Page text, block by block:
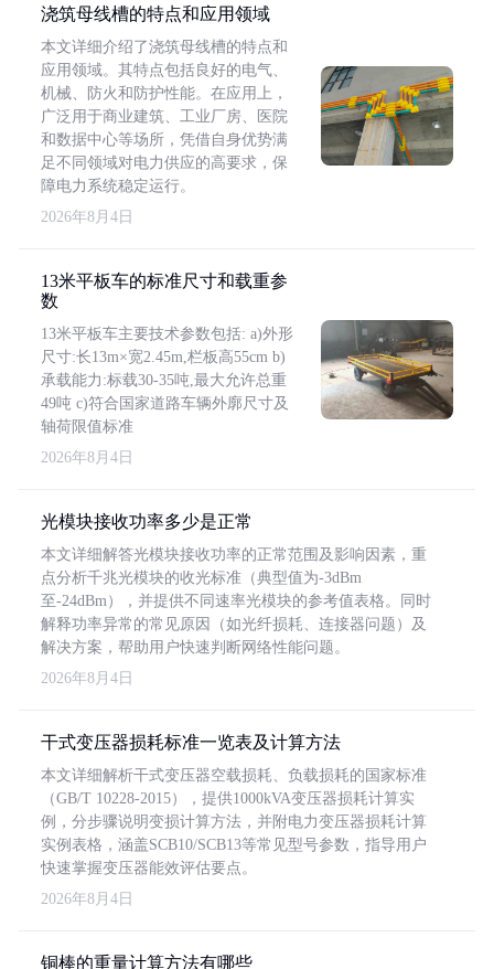
浇筑母线槽的特点和应用领域
本文详细介绍了浇筑母线槽的特点和
应用领域。其特点包括良好的电气、
机械、防火和防护性能。在应用上，
广泛用于商业建筑、工业厂房、医院
和数据中心等场所，凭借自身优势满
足不同领域对电力供应的高要求，保
障电力系统稳定运行。
2026年8月4日
13米平板车的标准尺寸和载重参
数
13米平板车主要技术参数包括: a)外形
尺寸:长13m×宽2.45m,栏板高55cm b)
承载能力:标载30-35吨,最大允许总重
49吨 c)符合国家道路车辆外廓尺寸及
轴荷限值标准
2026年8月4日
光模块接收功率多少是正常
本文详细解答光模块接收功率的正常范围及影响因素，重
点分析千兆光模块的收光标准（典型值为-3dBm
至-24dBm），并提供不同速率光模块的参考值表格。同时
解释功率异常的常见原因（如光纤损耗、连接器问题）及
解决方案，帮助用户快速判断网络性能问题。
2026年8月4日
干式变压器损耗标准一览表及计算方法
本文详细解析干式变压器空载损耗、负载损耗的国家标准
（GB/T 10228-2015），提供1000kVA变压器损耗计算实
例，分步骤说明变损计算方法，并附电力变压器损耗计算
实例表格，涵盖SCB10/SCB13等常见型号参数，指导用户
快速掌握变压器能效评估要点。
2026年8月4日
铜棒的重量计算方法有哪些